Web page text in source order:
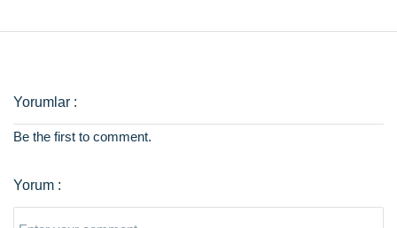
Be the first to comment.